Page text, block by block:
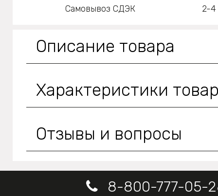
Самовывоз СДЭК
2-4
Описание товара
Характеристики
Отзывы и вопросы
8-800-777-05-